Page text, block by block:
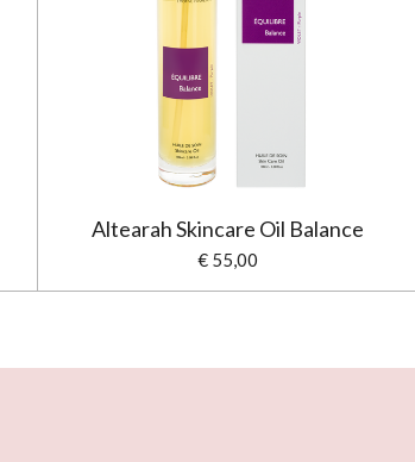
Altearah Skincare Oil Balance
€ 55,00